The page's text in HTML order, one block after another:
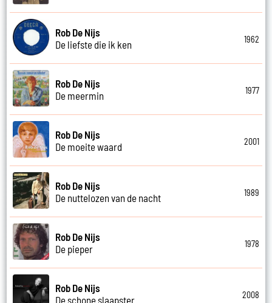
Rob De Nijs
De liefste die ik ken
1962
Rob De Nijs
De meermin
1977
Rob De Nijs
De moeite waard
2001
Rob De Nijs
De nuttelozen van de nacht
1989
Rob De Nijs
De pieper
1978
Rob De Nijs
De schone slaapster
2008